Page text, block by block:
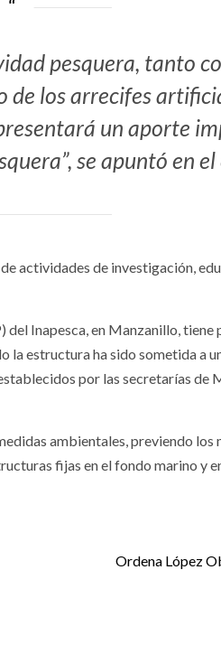
pesquera, tanto
los arrecifes
un aporte
se apuntó en
actividades de investigación,
Inapesca, en Manzanillo,
la estructura ha sido sometida a
por las secretarías de
ambientales, previendo los
fijas en el fondo marino y
Ordena López